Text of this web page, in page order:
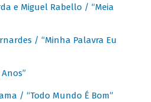
e Miguel Rabello / “Meia
/ “Minha Palavra Eu
/ “Todo Mundo É Bom”